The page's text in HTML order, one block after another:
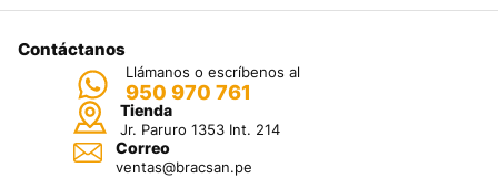
Contáctanos
Llámanos o escríbenos al
950 970 761
Tienda
Jr. Paruro 1353 Int. 214
Correo
ventas@bracsan.pe